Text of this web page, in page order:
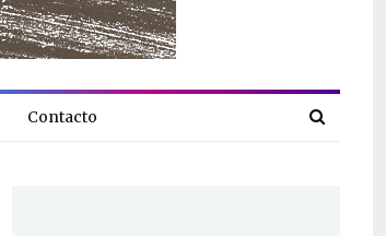
Contacto